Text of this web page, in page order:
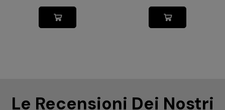
Le Recensioni Dei Nostri